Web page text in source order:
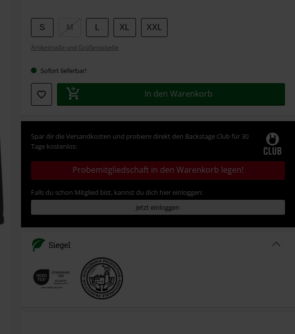
Wähle
deine
Größe
S M XL XXL
Artikelmaße und Größentabelle
Sofort lieferbar!
In den Warenkorb
Spar dir die Versandkosten und probiere direkt den Backstage Club für 30
Tage kostenlos:
Probemitgliedschaft in den Warenkorb legen!
Falls du schon Mitglied bist, kannst du dich hier einloggen:
Jetzt einloggen
Siegel